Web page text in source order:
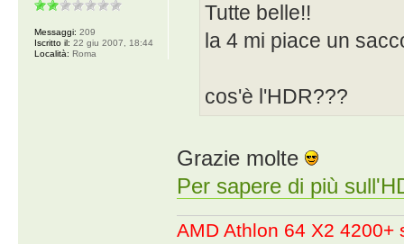
Tutte belle!!
la 4 mi piace un
cos'è l'HDR???
Grazie molte
Per sapere di più
AMD Athlon 64 X2 4200+
Messaggi: 209
Iscritto il: 22 giu 2007, 18:44
Località: Roma